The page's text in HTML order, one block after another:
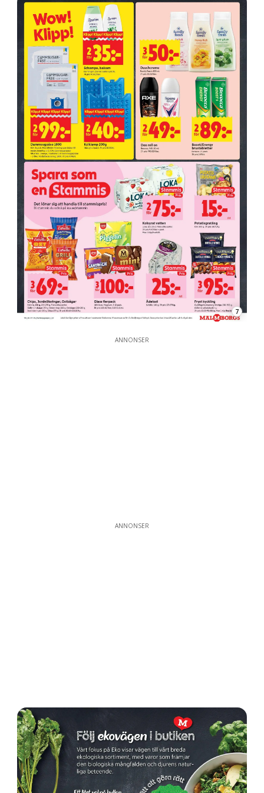
7
ANNONSER
ANNONSER